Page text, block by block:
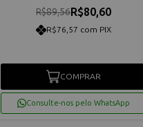
R$89,56R$80,60
R$76,57 com PIX
COMPRAR
Consulte-nos pelo WhatsApp